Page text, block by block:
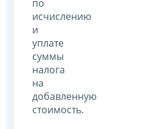
по
исчислению
и
уплате
суммы
налога
на
добавленную
стоимость.